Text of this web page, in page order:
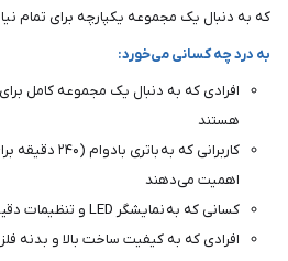
که به دنبال یک مجموعه یکپارچه برای تمام
به درد چه کسانی می‌خورد:
افرادی که به دنبال یک مجموعه کامل
هستند
اهمیت می‌دهند
کسانی که به نمایشگر LED و تنظیمات دقیق سرعت اهمیت می‌دهند
افرادی که به کیفیت ساخت بالا و بدنه